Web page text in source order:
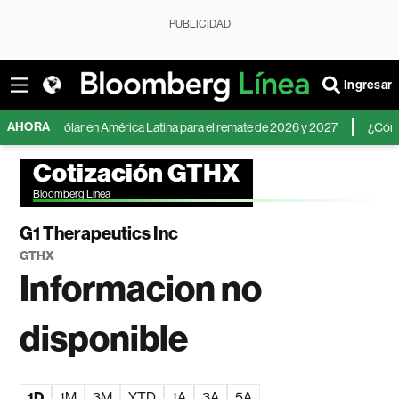
PUBLICIDAD
Ingresar
AHORA
dólar en América Latina para el remate de 2026 y 2027 ¿Cómo
Cotización GTHX
Bloomberg Línea
G1 Therapeutics Inc
GTHX
Informacion no
disponible